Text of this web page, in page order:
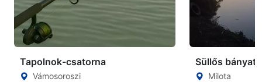
Tapolnok-csatorna
Vámosoroszi
Süllős bányató
Milota